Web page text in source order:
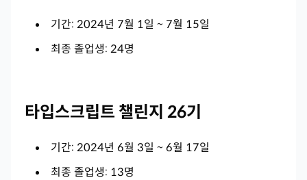
기간: 2024년 7월 1일 ~ 7월 15일
최종 졸업생: 24명
타입스크립트 챌린지 26기
기간: 2024년 6월 3일 ~ 6월 17일
최종 졸업생: 13명